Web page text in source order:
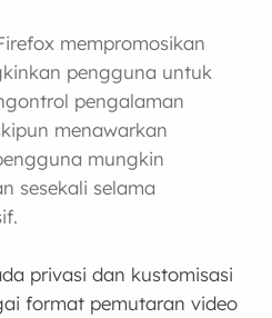
mempromosikan
pengguna untuk
pengalaman
menawarkan
mungkin
sesekali selama
privasi dan kustomisasi
format pemutaran video